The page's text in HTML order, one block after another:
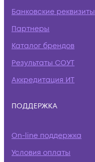
Банковские реквизиты
Партнеры
Каталог брендов
Результаты СОУТ
Аккредитация ИТ
ПОДДЕРЖКА
On-line поддержка
Условия оплаты